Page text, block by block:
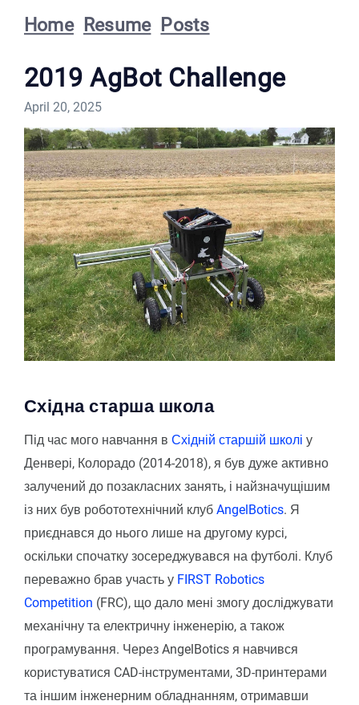
Home Resume Posts
2019 AgBot Challenge
April 20, 2025
Східна старша школа
Під час мого навчання в Східній старшій школі у
Денвері, Колорадо (2014-2018), я був дуже активно
залучений до позакласних занять, і найзначущішим
із них був робототехнічний клуб AngelBotics. Я
приєднався до нього лише на другому курсі,
оскільки спочатку зосереджувався на футболі. Клуб
переважно брав участь у FIRST Robotics
Competition (FRC), що дало мені змогу досліджувати
механічну та електричну інженерію, а також
програмування. Через AngelBotics я навчився
користуватися CAD-інструментами, 3D-принтерами
та іншим інженерним обладнанням, отримавши